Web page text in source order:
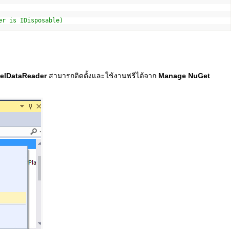
is IDisposable)
สามารถติดตั้งและใช้งานฟรีได้จาก Manage NuGet